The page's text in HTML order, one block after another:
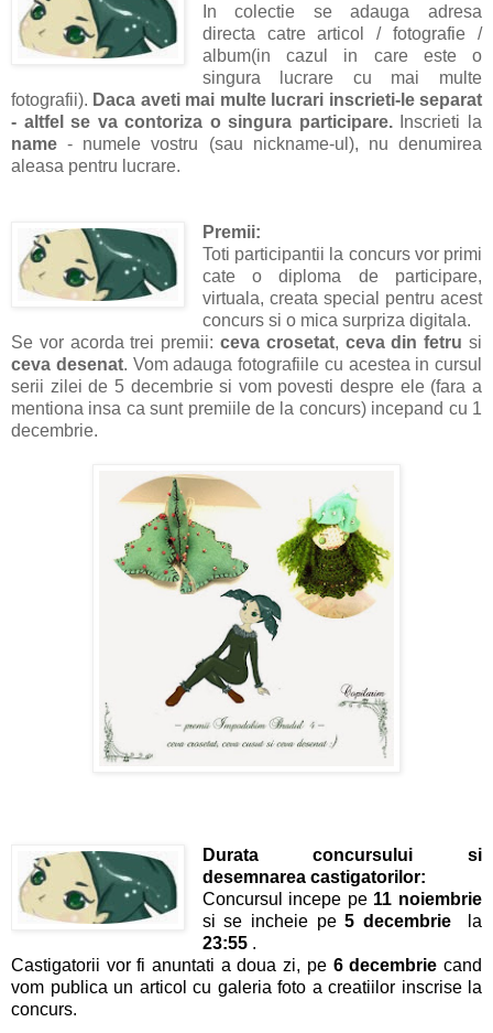
In colectie se adauga adresa
directa catre articol / fotografie /
album(in cazul in care este o
singura lucrare cu mai multe
fotografii). Daca aveti mai multe lucrari inscrieti-le separat
- altfel se va contoriza o singura participare.
Inscrieti la
name - numele vostru (sau nickname-ul), nu denumirea
aleasa pentru lucrare.
Premii:
Toti participantii la concurs vor primi
cate o diploma de participare,
virtuala, creata special pentru acest
concurs si o mica surpriza digitala.
Se vor acorda trei premii: ceva crosetat, ceva din fetru si
ceva desenat. Vom adauga fotografiile cu acestea in cursul
serii zilei de 5 decembrie si vom povesti despre ele (fara a
mentiona insa ca sunt premiile de la concurs) incepand cu 1
decembrie.
Durata concursului si
desemnarea castigatorilor:
Concursul incepe pe 11 noiembrie
si se incheie pe5 decembrie
la
23:55.
Castigatorii vor fi anuntati a doua zi, pe 6 decembrie cand
vom publica un articol cu galeria foto a creatiilor inscrise la
concurs.